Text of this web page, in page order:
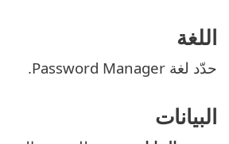
اللغة
حدّد لغة Password Manager.
البيانات